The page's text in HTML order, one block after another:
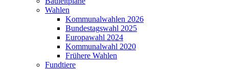
Wahlen
Kommunalwahlen 2026
Bundestagswahl 2025
Europawahl 2024
Kommunalwahl 2020
Frühere Wahlen
Fundtiere